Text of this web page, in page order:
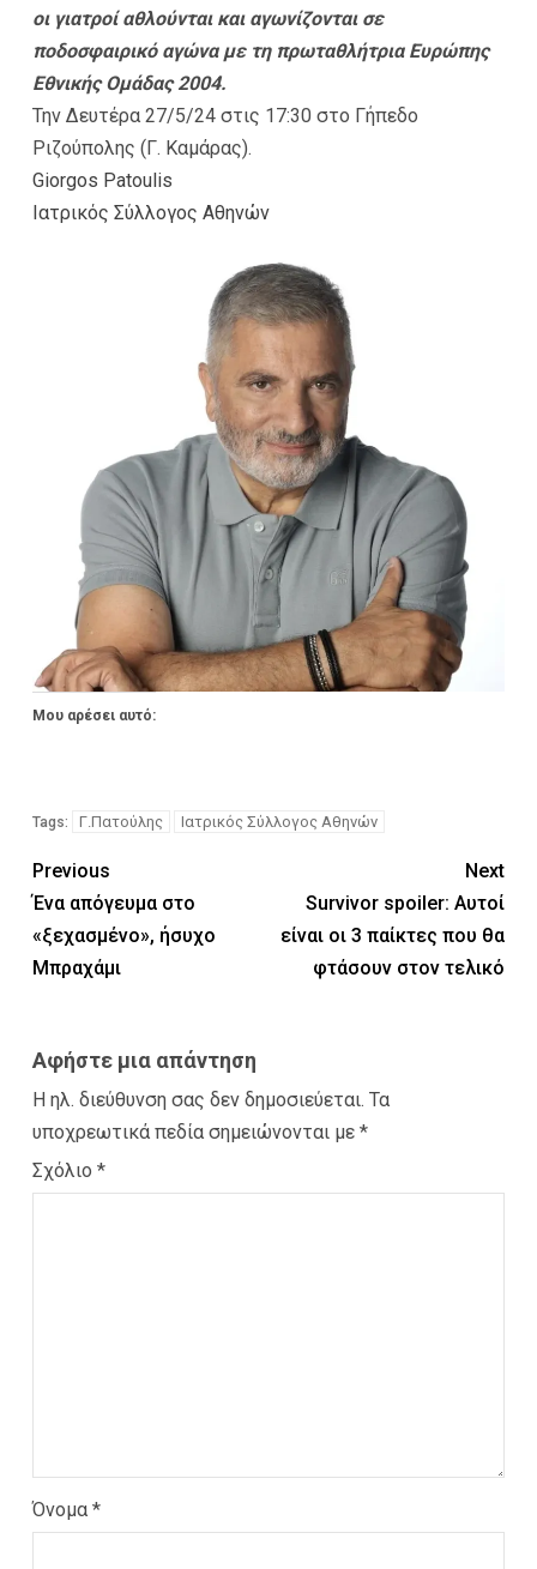
οι γιατροί αθλούνται και αγωνίζονται σε
ποδοσφαιρικό αγώνα με τη πρωταθλήτρια Ευρώπης
Εθνικής Ομάδας 2004.
Την Δευτέρα 27/5/24 στις 17:30 στο Γήπεδο
Ριζούπολης (Γ. Καμάρας).
Giorgos Patoulis
Ιατρικός Σύλλογος Αθηνών
Μου αρέσει αυτό:
Tags: Γ.Πατούλης Ιατρικός Σύλλογος Αθηνών
Previous
Ένα απόγευμα στο
«ξεχασμένο», ήσυχο
Μπραχάμι
Next
Survivor spoiler: Αυτοί
είναι οι 3 παίκτες που θα
φτάσουν στον τελικό
Αφήστε μια απάντηση
Η ηλ. διεύθυνση σας δεν δημοσιεύεται. Τα
υποχρεωτικά πεδία σημειώνονται με *
Σχόλιο *
Όνομα *